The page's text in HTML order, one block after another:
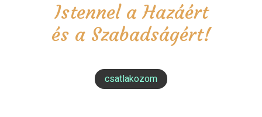
Istennel a Hazáért
és a Szabadságért!
csatlakozom